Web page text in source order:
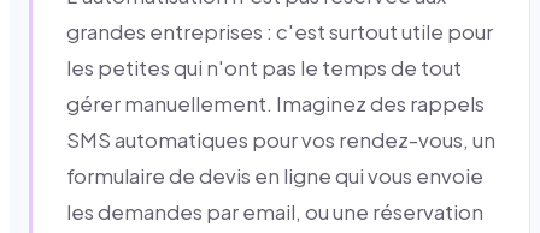
grandes entreprises : c'est surtout utile pour
les petites qui n'ont pas le temps de tout
gérer manuellement. Imaginez des rappels
SMS automatiques pour vos rendez-vous, un
formulaire de devis en ligne qui vous envoie
les demandes par email, ou une réservation